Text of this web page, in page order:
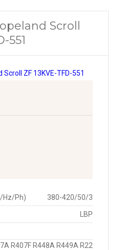
Scroll
551
Hz/Ph) 380-420/50/3
LBP
R407F R448A R449A R22